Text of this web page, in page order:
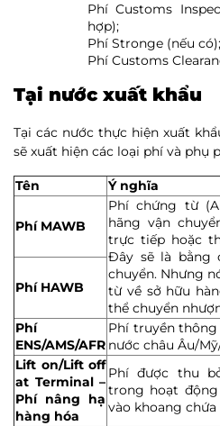
Phí Customs
hợp);
Phí Stronge (nếu có);
Phí Customs
Tại nước xuất khẩu
Tại các nước thực hiện xuất
sẽ xuất hiện các loại phí và phụ
Tên Ý nghĩa
Phí MAWB
Phí chứng từ
hãng vận
trực tiếp hoặc
Đây sẽ là bằng
chuyển. Nhưng
từ về sở hữu
thể chuyển
Phí HAWB
Phí
ENS/AMS/AFR
Phí truyền
nước châu Âu/
Lift on/Lift off
at Terminal –
Phí nâng hạ
hàng hóa
Phí được thu
trong hoạt
vào khoang